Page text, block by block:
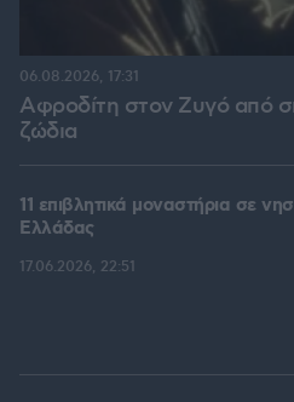
Αφροδίτη στον Ζυγό από
ζώδια
06.08.2026, 17:31
11 επιβλητικά μοναστήρια σε
Ελλάδας
17.06.2026, 22:51